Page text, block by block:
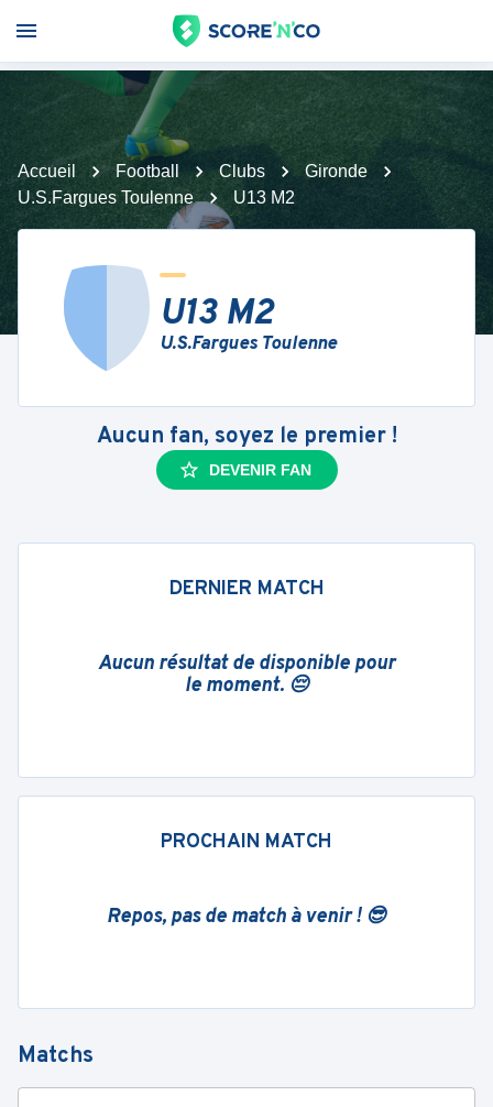
Accueil Football Clubs
Gironde
U.S.Fargues Toulenne
U13 M2
U13 M2
U.S.Fargues Toulenne
Aucun fan, soyez le premier !
DEVENIR FAN
DERNIER MATCH
Aucun résultat de disponible pour
le moment. 😔
PROCHAIN MATCH
Repos, pas de match à venir ! 😎
Matchs